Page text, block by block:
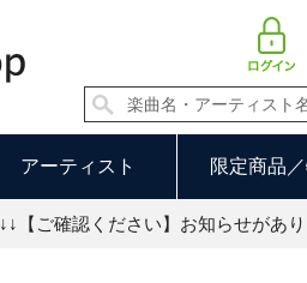
アーティスト 限定商品
↓↓【ご確認ください】お知らせがあ